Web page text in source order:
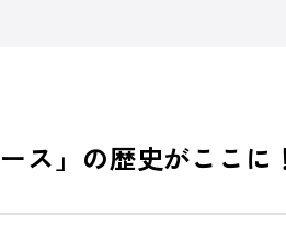
ース」の歴史がここ